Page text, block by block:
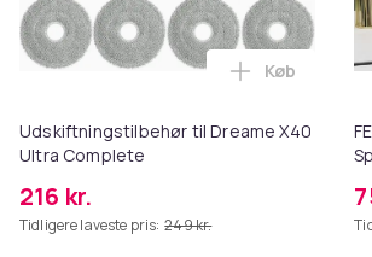
Udskiftningstilbehør til Dreame X40
Ultra Complete
216 kr.
Tidligere laveste pris: 249 kr.
Læg
Køb